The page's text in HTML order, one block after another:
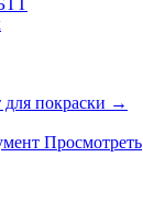
покраски →
Просмотреть